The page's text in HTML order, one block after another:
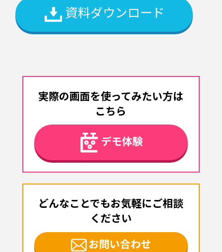
資料ダウンロード
実際の画面を使ってみたい方は
こちら
デモ体験
どんなことでもお気軽にご相談
ください
お問い合わせ